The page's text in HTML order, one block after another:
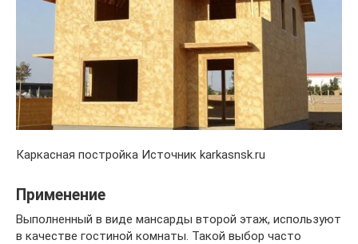
Каркасная постройка Источник karkasnsk.ru
Применение
Выполненный в виде мансарды второй этаж, используют
в качестве гостиной комнаты. Такой выбор часто